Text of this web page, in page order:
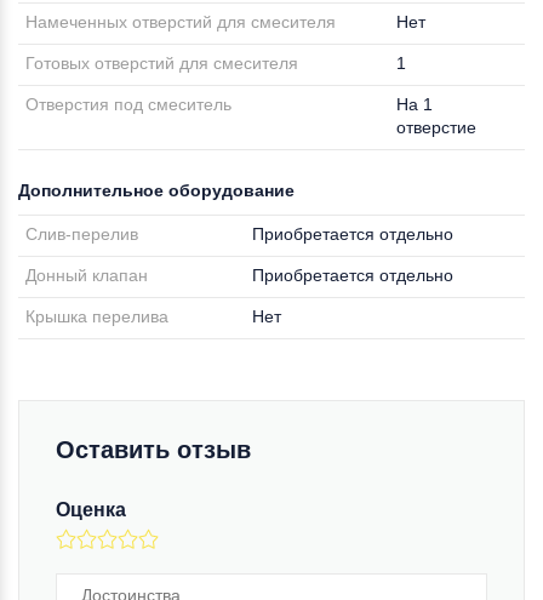
Намеченных отверстий для смесителя Нет
Готовых отверстий для смесителя 1
Отверстия под смеситель
На 1
отверстие
Дополнительное оборудование
Слив-перелив Приобретается отдельно
Донный клапан Приобретается отдельно
Крышка перелива Нет
Оставить отзыв
Оценка